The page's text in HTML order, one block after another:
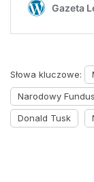
Słowa kluczowe:
Narodowy
Donald Tusk